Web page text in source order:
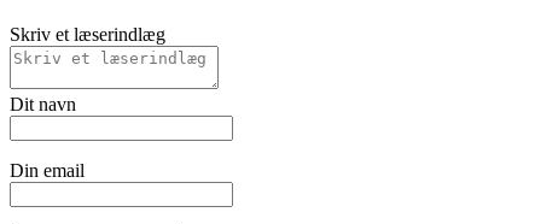
Skriv et læserindlæg
Dit navn
Din email